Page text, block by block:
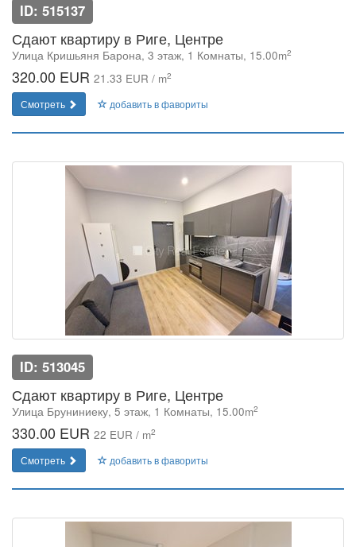
ID: 515137
Сдают квартиру в Риге, Центре
Улица Кришьяня Барона, 3 этаж, 1 Комнаты, 15.00m2
320.00 EUR 21.33 EUR / m2
Смотреть добавить в фавориты
ID: 513045
Сдают квартиру в Риге, Центре
Улица Бруниниеку, 5 этаж, 1 Комнаты, 15.00m2
330.00 EUR 22 EUR / m2
Смотреть добавить в фавориты